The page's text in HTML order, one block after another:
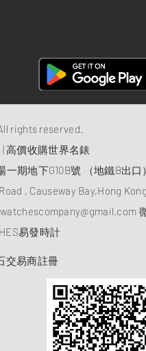
rights reserved.
| 高價收購世界名錶
期地下G10B號 （地鐵B出口）
, Causeway Bay,Hong Kong
易發時計
交易商註冊